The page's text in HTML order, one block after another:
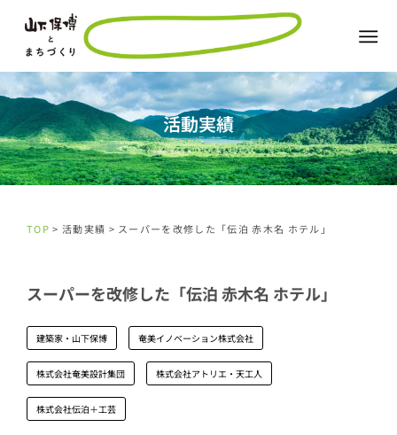
活動実績
TOP > 活動実績 > スーパーを改修した「伝泊 赤木名 ホテル」
スーパーを改修した「伝泊 赤木名 ホテル」
建築家・山下保博 奄美イノベーション株式会社
株式会社奄美設計集団 株式会社アトリエ・天工人
株式会社伝泊＋工芸